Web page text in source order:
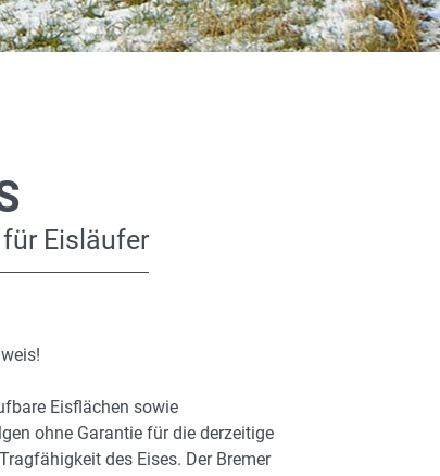
Eisläufer
Eisflächen sowie
ohne Garantie für die derzeitige
des Eises. Der Bremer